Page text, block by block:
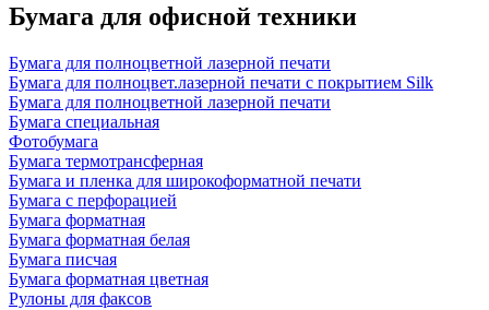
Бумага для офисной техники
Бумага для полноцветной лазерной печати
Бумага для полноцвет.лазерной печати с покрытием Silk
Бумага для полноцветной лазерной печати
Бумага специальная
Фотобумага
Бумага термотрансферная
Бумага и пленка для широкоформатной печати
Бумага с перфорацией
Бумага форматная
Бумага форматная белая
Бумага писчая
Бумага форматная цветная
Рулоны для факсов